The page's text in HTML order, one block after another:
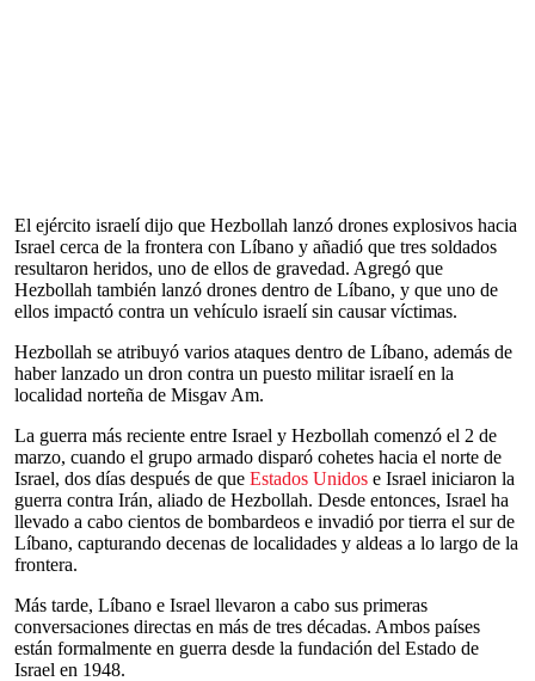
El ejército israelí dijo que Hezbollah lanzó drones explosivos hacia
Israel cerca de la frontera con Líbano y añadió que tres soldados
resultaron heridos, uno de ellos de gravedad. Agregó que
Hezbollah también lanzó drones dentro de Líbano, y que uno de
ellos impactó contra un vehículo israelí sin causar víctimas.
Hezbollah se atribuyó varios ataques dentro de Líbano, además de
haber lanzado un dron contra un puesto militar israelí en la
localidad norteña de Misgav Am.
La guerra más reciente entre Israel y Hezbollah comenzó el 2 de
marzo, cuando el grupo armado disparó cohetes hacia el norte de
Israel, dos días después de que Estados Unidos e Israel iniciaron la
guerra contra Irán, aliado de Hezbollah. Desde entonces, Israel ha
llevado a cabo cientos de bombardeos e invadió por tierra el sur de
Líbano, capturando decenas de localidades y aldeas a lo largo de la
frontera.
Más tarde, Líbano e Israel llevaron a cabo sus primeras
conversaciones directas en más de tres décadas. Ambos países
están formalmente en guerra desde la fundación del Estado de
Israel en 1948.